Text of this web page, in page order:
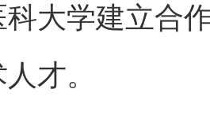
大学建立合
才。